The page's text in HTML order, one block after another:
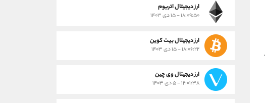
ارز دیجیتال اتریوم
۱۸:۰۹:۵۰ - ۱۵ دی ۱۴۰۳
ارز دیجیتال بیت کوین
۱۸:۰۶:۲۲ - ۱۵ دی ۱۴۰۳
ارز دیجیتال وی چین
۱۲:۰۱:۳۸ - ۵ دی ۱۴۰۳